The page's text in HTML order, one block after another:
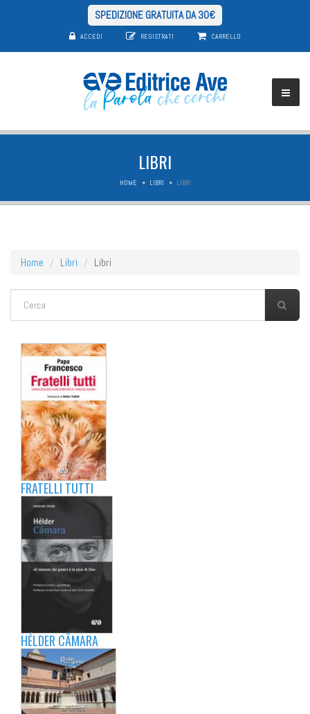
SPEDIZIONE GRATUITA DA 30€
ACCEDI REGISTRATI CARRELLO
LIBRI
HOME LIBRI LIBRI
Home Libri Libri
FORM DI RICERCA
FRATELLI TUTTI
HÉLDER CÂMARA